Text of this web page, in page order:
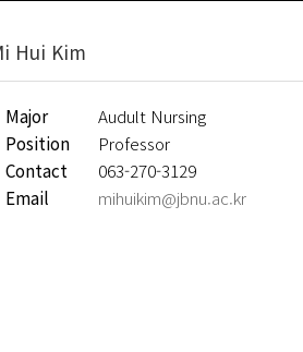
Hui Kim
Major
Audult Nursing
Position
Professor
Contact
063-270-3129
Email
mihuikim@jbnu.ac.kr